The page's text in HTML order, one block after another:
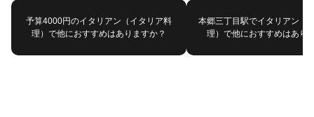
予算4000円のイタリアン（イタリア料
理）で他におすすめはありますか？
本郷三丁目駅でイタリアン（
理）で他におすすめはあり